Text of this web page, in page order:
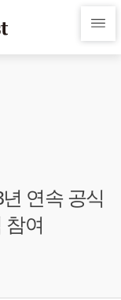
연속 공식
참여